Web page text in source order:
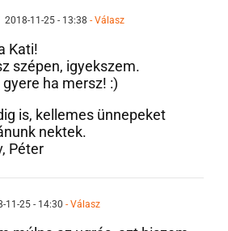
Kati!
szépen, igyekszem.
gyere ha mersz! :)
is, kellemes ünnepeket
nektek.
Péter